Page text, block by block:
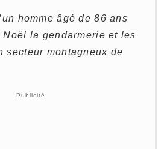
homme âgé de 86 ans
la gendarmerie et les
secteur montagneux de
Publicité: